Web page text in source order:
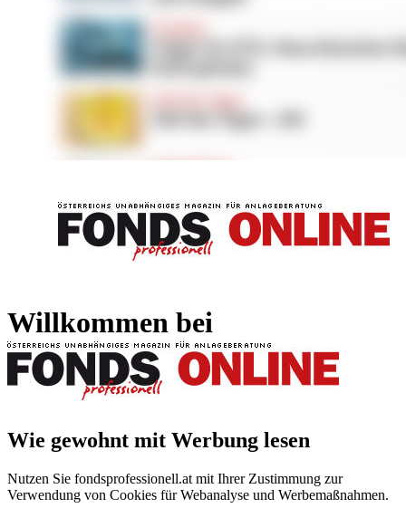
Willkommen bei
Wie gewohnt mit Werbung lesen
Nutzen Sie fondsprofessionell.at mit Ihrer Zustimmung zur
Verwendung von Cookies für Webanalyse und Werbemaßnahmen.